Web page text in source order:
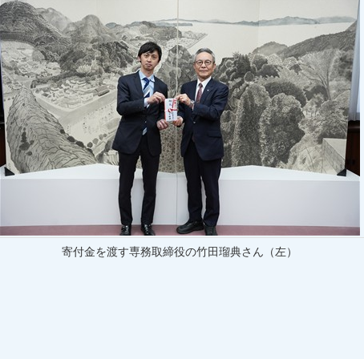
寄付金を渡す専務取締役の竹田瑠典さん（左）